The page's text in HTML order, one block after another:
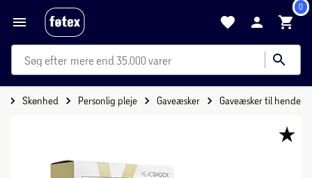
0
mere end 35.000 varer
Skønhed Personlig pleje Gaveæsker Gaveæsker til hende